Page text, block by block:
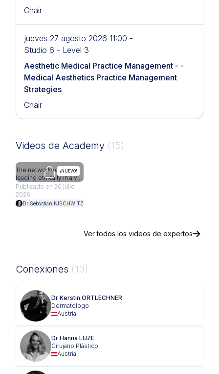
Chair
jueves 27 agosto 2026 11:00 -
Studio 6 - Level 3
Aesthetic Medical Practice Management - -
Medical Aesthetics Practice Management
Strategies
Chair
Videos de Academy (15)
¡NUEVO!
El acceso está restringido a los médicos
The networked expert:
leading ethically in a vi…
Publicado en 30 julio
2026
Dr Sebastian NISCHWITZ
Ver todos los videos de expertos
Conexiones (13)
Dr Kerstin ORTLECHNER
Dermatólogo
Austria
Dr Hanna LUZE
Cirujano Plástico
Austria